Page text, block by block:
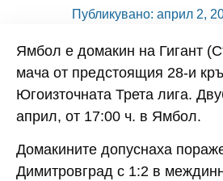
Публикувано: април 2,
Ямбол е домакин на Гигант
мача от предстоящия 28-и
Югоизточната Трета лига.
април, от 17:00 ч. в Ямбол.
Домакините допуснаха
Димитровград с 1:2 в